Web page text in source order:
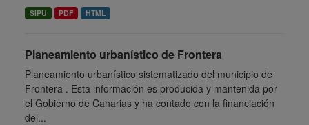
SIPU PDF HTML
Planeamiento urbanístico de Frontera
Planeamiento urbanístico sistematizado del municipio de
Frontera . Esta información es producida y mantenida por
el Gobierno de Canarias y ha contado con la financiación
del...